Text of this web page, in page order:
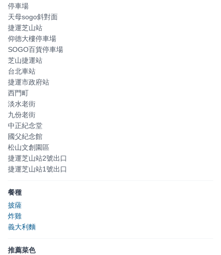
停車場
天母sogo斜對面
捷運芝山站
仰德大樓停車場
SOGO百貨停車場
芝山捷運站
台北車站
捷運市政府站
西門町
淡水老街
九份老街
中正紀念堂
國父紀念館
松山文創園區
捷運芝山站2號出口
捷運芝山站1號出口
餐種
披薩
炸雞
義大利麵
推薦菜色